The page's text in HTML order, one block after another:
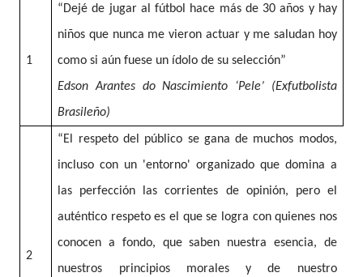
1
“Dejé de jugar al fútbol hace más de 30 años y hay
niños que nunca me vieron actuar y me saludan hoy
como si aún fuese un ídolo de su selección”
Edson Arantes do Nascimiento ‘Pele’ (Exfutbolista
Brasileño)
2
“El respeto del público se gana de muchos modos,
incluso con un 'entorno' organizado que domina a
las perfección las corrientes de opinión, pero el
auténtico respeto es el que se logra con quienes nos
conocen a fondo, que saben nuestra esencia, de
nuestros principios morales y de nuestro